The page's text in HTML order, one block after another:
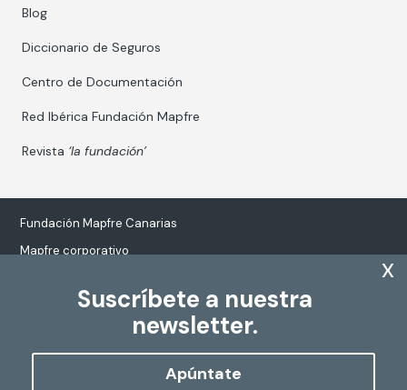
Suscríbete a nuestra
newsletter.
Apúntate
x
Blog
Diccionario de Seguros
Centro de Documentación
Red Ibérica Fundación Mapfre
Revista ‘la fundación’
Fundación Mapfre Canarias
Mapfre corporativo
Tratamiento de datos personales
Política de Cookies